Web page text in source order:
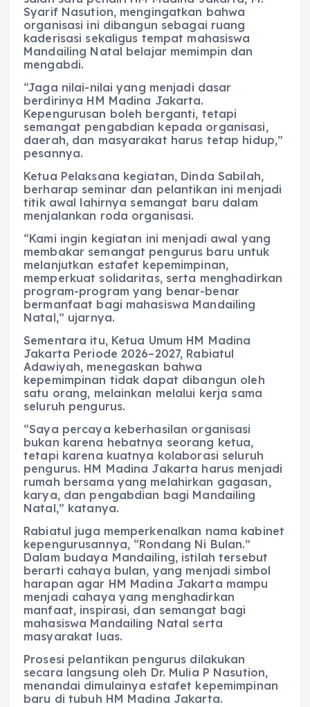
Syarif Nasution, mengingatkan bahwa
organisasi ini dibangun sebagai ruang
kaderisasi sekaligus tempat mahasiswa
Mandailing Natal belajar memimpin dan
mengabdi.
“Jaga nilai-nilai yang menjadi dasar
berdirinya HM Madina Jakarta.
Kepengurusan boleh berganti, tetapi
semangat pengabdian kepada organisasi,
daerah, dan masyarakat harus tetap hidup,”
pesannya.
Ketua Pelaksana kegiatan, Dinda Sabilah,
berharap seminar dan pelantikan ini menjadi
titik awal lahirnya semangat baru dalam
menjalankan roda organisasi.
“Kami ingin kegiatan ini menjadi awal yang
membakar semangat pengurus baru untuk
melanjutkan estafet kepemimpinan,
memperkuat solidaritas, serta menghadirkan
program-program yang benar-benar
bermanfaat bagi mahasiswa Mandailing
Natal,” ujarnya.
Sementara itu, Ketua Umum HM Madina
Jakarta Periode 2026–2027, Rabiatul
Adawiyah, menegaskan bahwa
kepemimpinan tidak dapat dibangun oleh
satu orang, melainkan melalui kerja sama
seluruh pengurus.
“Saya percaya keberhasilan organisasi
bukan karena hebatnya seorang ketua,
tetapi karena kuatnya kolaborasi seluruh
pengurus. HM Madina Jakarta harus menjadi
rumah bersama yang melahirkan gagasan,
karya, dan pengabdian bagi Mandailing
Natal,” katanya.
Rabiatul juga memperkenalkan nama kabinet
kepengurusannya, “Rondang Ni Bulan.”
Dalam budaya Mandailing, istilah tersebut
berarti cahaya bulan, yang menjadi simbol
harapan agar HM Madina Jakarta mampu
menjadi cahaya yang menghadirkan
manfaat, inspirasi, dan semangat bagi
mahasiswa Mandailing Natal serta
masyarakat luas.
Prosesi pelantikan pengurus dilakukan
secara langsung oleh Dr. Mulia P Nasution,
menandai dimulainya estafet kepemimpinan
baru di tubuh HM Madina Jakarta.